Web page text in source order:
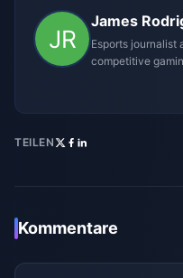
James
Esports journalist
competitive
TEILEN
Kommentare